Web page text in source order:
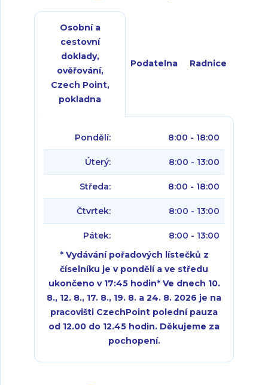
Osobní a
cestovní
doklady,
ověřování,
Czech Point,
pokladna
Podatelna Radnice
Pondělí: 8:00 - 18:00
Úterý: 8:00 - 13:00
Středa: 8:00 - 18:00
Čtvrtek: 8:00 - 13:00
Pátek:
8:00 - 13:00
* Vydávání pořadových lístečků z
číselníku je v pondělí a ve středu
ukončeno v 17:45 hodin* Ve dnech 10.
8., 12. 8., 17. 8., 19. 8. a 24. 8. 2026 je na
pracovišti CzechPoint polední pauza
od 12.00 do 12.45 hodin. Děkujeme za
pochopení.